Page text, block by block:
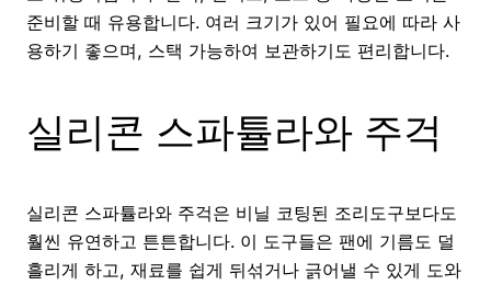
준비할 때 유용합니다. 여러 크기가 있어 필요에 따라 사
용하기 좋으며, 스택 가능하여 보관하기도 편리합니다.
실리콘 스파튤라와 주걱
실리콘 스파튤라와 주걱은 비닐 코팅된 조리도구보다도
훨씬 유연하고 튼튼합니다. 이 도구들은 팬에 기름도 덜
흘리게 하고, 재료를 쉽게 뒤섞거나 긁어낼 수 있게 도와